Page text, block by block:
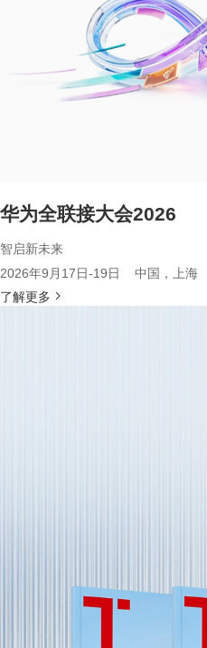
华为全联接大会2026
智启新未来
2026年9月17日-19日 中国，上海
了解更多